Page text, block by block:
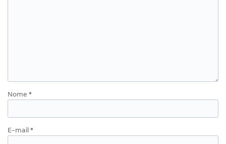
Nome *
E-mail *